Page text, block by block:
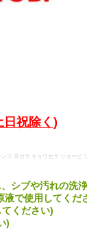
日祝除く)
京セラ キョウセラ リョー
シブや汚れの洗
液で使用してくだ
ください)
)